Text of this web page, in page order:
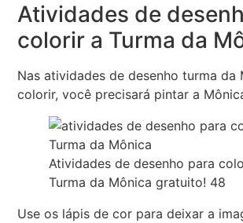
Atividades de
colorir a Turma da
Nas atividades de desenho turma da
colorir, você precisará pintar a
Atividades de desenho para
Turma da Mônica gratuito! 48
Use os lápis de cor para deixar a